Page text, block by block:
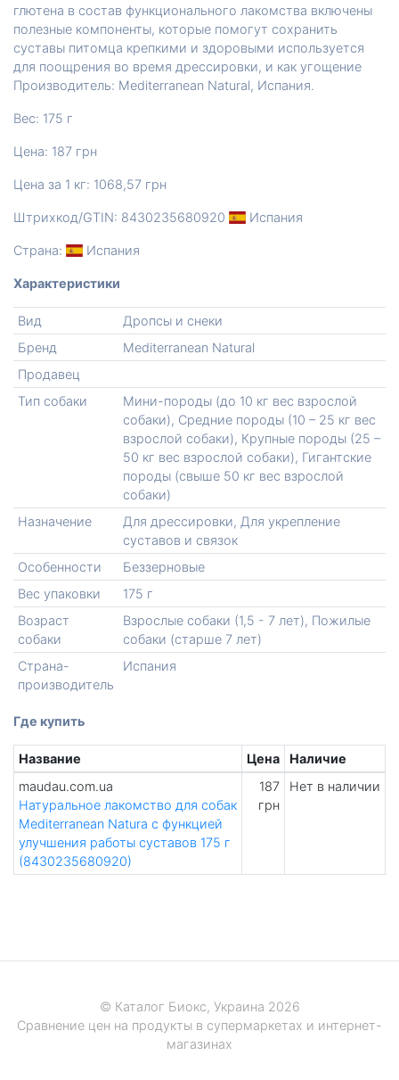
глютена в состав функционального лакомства включены
полезные компоненты, которые помогут сохранить
суставы питомца крепкими и здоровыми используется
для поощрения во время дрессировки, и как угощение
Производитель: Mediterranean Natural, Испания.
Вес: 175 г
Цена: 187 грн
Цена за 1 кг: 1068,57 грн
Штрихкод/GTIN: 8430235680920 Испания
Страна: Испания
Характеристики
Вид
Дропсы и снеки
Бренд
Mediterranean Natural
Продавец
Тип собаки
Мини-породы (до 10 кг вес взрослой
собаки), Средние породы (10 – 25 кг вес
взрослой собаки), Крупные породы (25 –
50 кг вес взрослой собаки), Гигантские
породы (свыше 50 кг вес взрослой
собаки)
Назначение
Для дрессировки, Для укрепление
суставов и связок
Особенности
Беззерновые
Вес упаковки
175 г
Возраст
собаки
Взрослые собаки (1,5 - 7 лет), Пожилые
собаки (старше 7 лет)
Страна-
производитель
Испания
Где купить
Название Цена
Наличие
maudau.com.ua
Натуральное лакомство для собак
Mediterranean Natura с функцией
улучшения работы суставов 175 г
(8430235680920)
187
грн
Нет в наличии
© Каталог Биокс, Украина 2026
Сравнение цен на продукты в супермаркетах и интернет-
магазинах